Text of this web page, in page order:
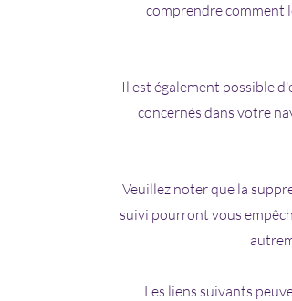
comprendre comment
Il est également possible
concernés dans votre
Veuillez noter que la
suivi pourront vous
Les liens suivants